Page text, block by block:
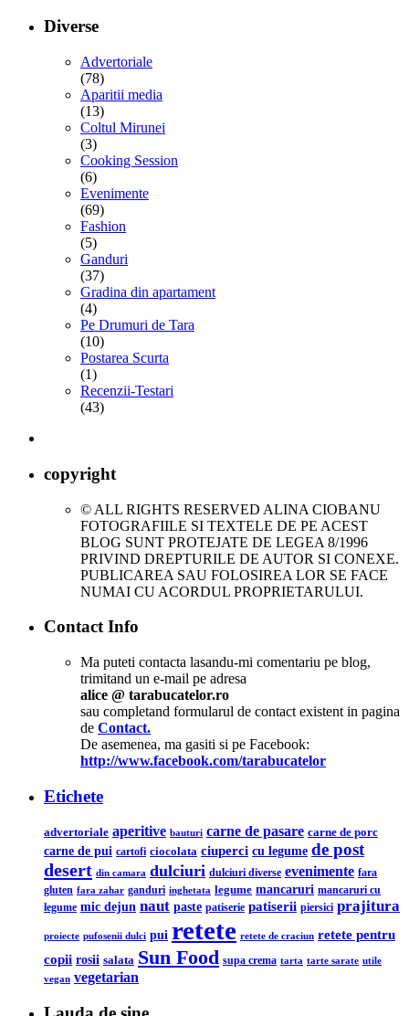
Diverse
Advertoriale
(78)
Aparitii media
(13)
Coltul Mirunei
(3)
Cooking Session
(6)
Evenimente
(69)
Fashion
(5)
Ganduri
(37)
Gradina din apartament
(4)
Pe Drumuri de Tara
(10)
Postarea Scurta
(1)
Recenzii-Testari
(43)
copyright
© ALL RIGHTS RESERVED ALINA CIOBANU
FOTOGRAFIILE SI TEXTELE DE PE ACEST
BLOG SUNT PROTEJATE DE LEGEA 8/1996
PRIVIND DREPTURILE DE AUTOR SI CONEXE.
PUBLICAREA SAU FOLOSIREA LOR SE FACE
NUMAI CU ACORDUL PROPRIETARULUI.
Contact Info
Ma puteti contacta lasandu-mi comentariu pe blog,
trimitand un e-mail pe adresa
alice @ tarabucatelor.ro
sau completand formularul de contact existent in pagina
de Contact.
De asemenea, ma gasiti si pe Facebook:
http://www.facebook.com/tarabucatelor
Etichete
advertoriale aperitive bauturi carne de pasare carne de porc
carne de pui cartofi ciocolata ciuperci cu legume de post
desert din camara dulciuri dulciuri diverse evenimente fara
gluten fara zahar ganduri inghetata legume mancaruri mancaruri cu
legume mic dejun naut paste patiserie patiserii piersici prajitura
proiecte pufosenii dulci pui retete retete de craciun retete pentru
copii rosii salata Sun Food supa crema tarta tarte sarate utile
vegan vegetarian